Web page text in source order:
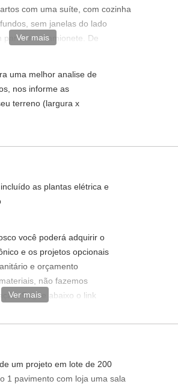
com uma suíte, com cozinha
sem janelas do lado
para uma camionete. De
os quartos para o lado direito.
Ver mais
uma melhor analise de
nos informe as
terreno (largura x
as plantas elétrica e
você poderá adquirir o
e os projetos opcionais
e orçamento
não fazemos
Segue abaixo o link
disponíveis:
Ver mais
um projeto em lote de 200
1 pavimento com loja uma sala